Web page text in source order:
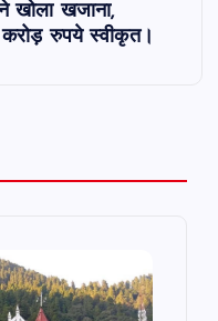
खोला खजाना,
रुपये स्वीकृत।